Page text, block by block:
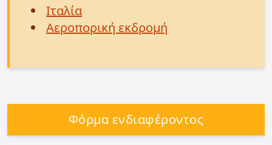
Ιταλία
Αεροπορική εκδρομή
Φόρμα ενδιαφέροντος